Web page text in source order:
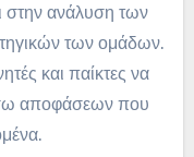
στην ανάλυση των
των ομάδων.
και παίκτες να
αποφάσεων που